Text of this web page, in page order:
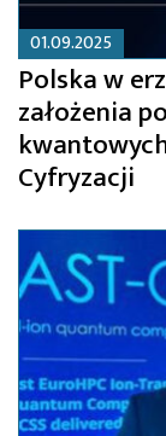
01.09.2025
Polska w
założenia
Cyfryzacji